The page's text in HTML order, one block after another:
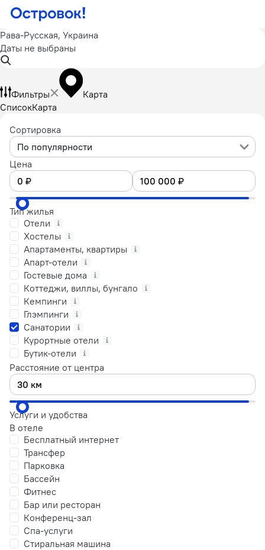
Рава-Русская, Украина
Даты не выбраны
Фильтры
Карта
СписокКарта
Сортировка
По популярности
Цена
Тип жилья
Отели
Хостелы
Апартаменты, квартиры
Апарт-отели
Гостевые дома
Коттеджи, виллы, бунгало
Кемпинги
Глэмпинги
Санатории
Курортные отели
Бутик-отели
Расстояние от центра
Услуги и удобства
В отеле
Бесплатный интернет
Трансфер
Парковка
Бассейн
Фитнес
Бар или ресторан
Конференц-зал
Спа-услуги
Стиральная машина